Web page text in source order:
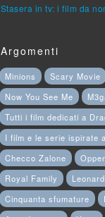
Stasera in tv: i film da
Argomenti
Minions Scary Movie
Now You See Me
Tutti i film dedicati a
I film e le serie ispirate
Checco Zalone
Royal Family
Cinquanta sfumature